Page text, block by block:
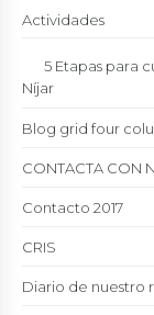
Actividades
5 Etapas para
Níjar
Blog grid four
CONTACTA CON
Contacto 2017
CRIS
Diario de nuestro